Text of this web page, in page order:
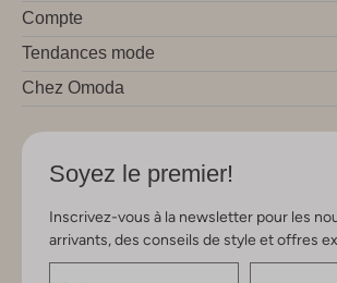
Compte
Tendances mode
Chez Omoda
Soyez le premier!
Inscrivez-vous à la newsletter pour les
arrivants, des conseils de style et offres